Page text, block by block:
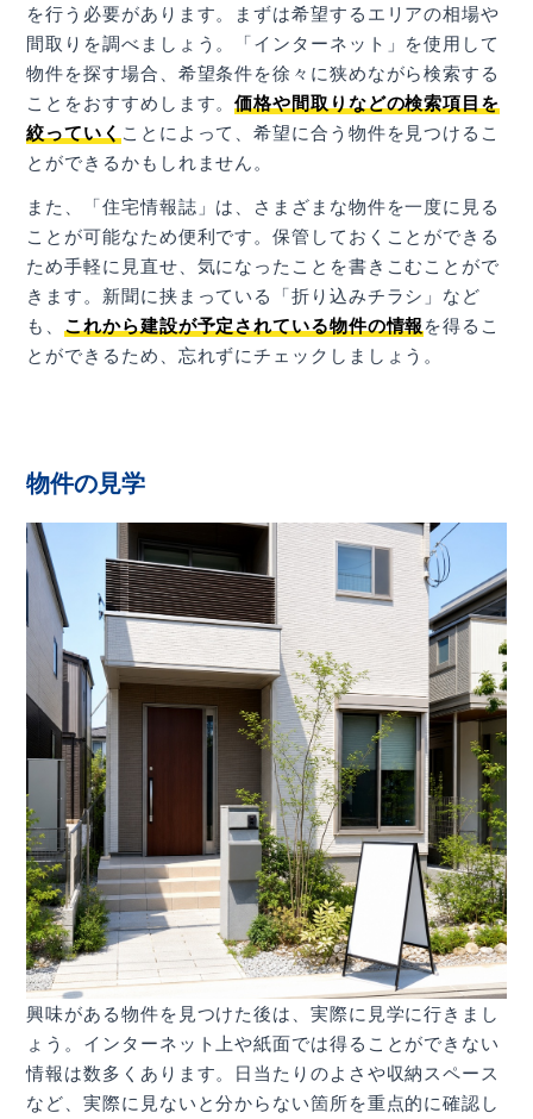
を行う必要があります。まずは希望するエリアの相場や
間取りを調べましょう。「インターネット」を使用して
物件を探す場合、希望条件を徐々に狭めながら検索する
ことをおすすめします。価格や間取りなどの検索項目を
絞っていく ことによって、希望に合う物件を見つけるこ
とができるかもしれません。
また、「住宅情報誌」は、さまざまな物件を一度に見る
ことが可能なため便利です。保管しておくことができる
ため手軽に見直せ、気になったことを書きこむことがで
きます。新聞に挟まっている「折り込みチラシ」など
も、 これから建設が予定されている物件の情報 を得るこ
とができるため、忘れずにチェックしましょう。
物件の見学
興味がある物件を見つけた後は、実際に見学に行きまし
ょう。インターネット上や紙面では得ることができない
情報は数多くあります。日当たりのよさや収納スペース
など、実際に見ないと分からない箇所を重点的に確認し